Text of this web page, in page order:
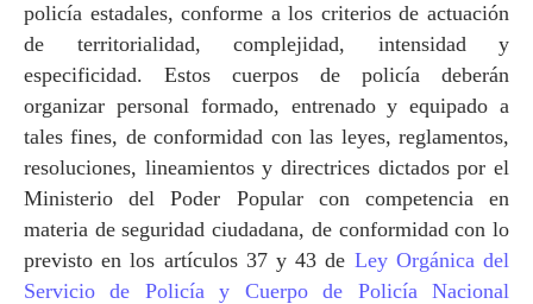
policía estadales, conforme a los criterios de actuación
de territorialidad, complejidad, intensidad y
especificidad. Estos cuerpos de policía deberán
organizar personal formado, entrenado y equipado a
tales fines, de conformidad con las leyes, reglamentos,
resoluciones, lineamientos y directrices dictados por el
Ministerio del Poder Popular con competencia en
materia de seguridad ciudadana, de conformidad con lo
previsto en los artículos 37 y 43 de Ley Orgánica del
Servicio de Policía y Cuerpo de Policía Nacional